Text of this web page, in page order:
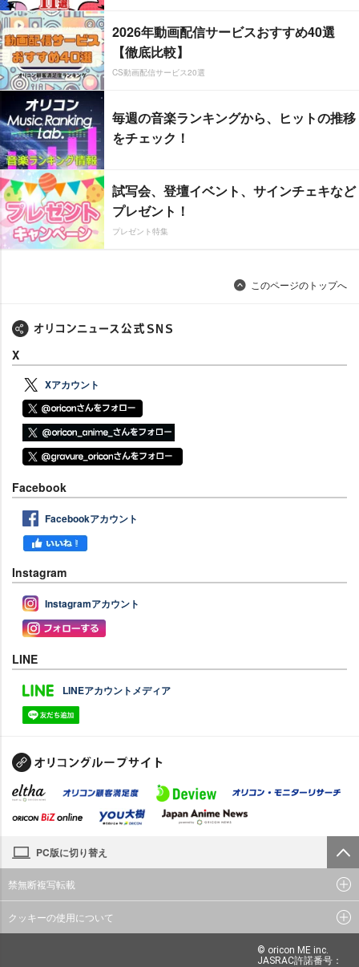
2026年動画配信サービスおすすめ40選
【徹底比較】
CS動画配信サービス20選
毎週の音楽ランキングから、ヒットの推移
をチェック！
試写会、登壇イベント、サインチェキなど
プレゼント！
プレゼント特集
このページのトップへ
X
Xアカウント
Facebook
Facebookアカウント
Instagram
Instagramアカウント
LINE
LINEアカウントメディア
PC版に切り替え
禁無断複写転載
クッキーの使用について
© oricon ME inc.
JASRAC許諾番号：